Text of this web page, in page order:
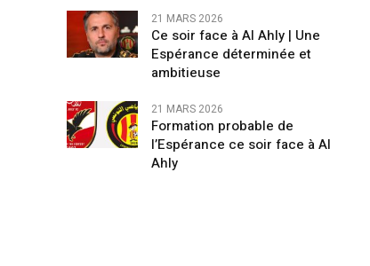
21 MARS 2026
Ce soir face à Al Ahly | Une
Espérance déterminée et
ambitieuse
21 MARS 2026
Formation probable de
l’Espérance ce soir face à Al
Ahly